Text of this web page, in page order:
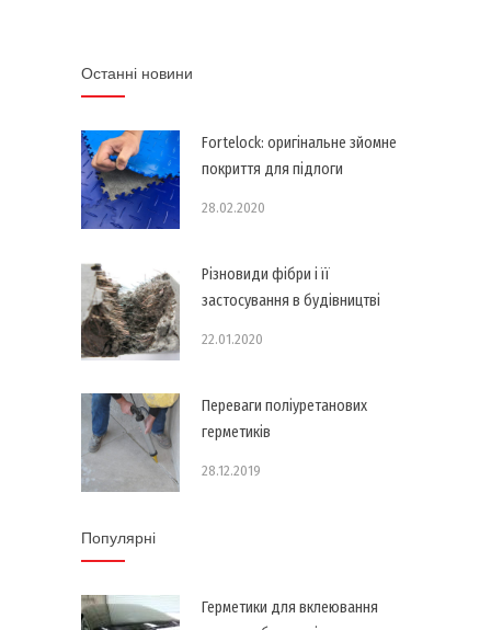
Останні новини
Fortelock: оригінальне зйомне
покриття для підлоги
28.02.2020
Різновиди фібри і її
застосування в будівництві
22.01.2020
Переваги поліуретанових
герметиків
28.12.2019
Популярні
Герметики для вклеювання